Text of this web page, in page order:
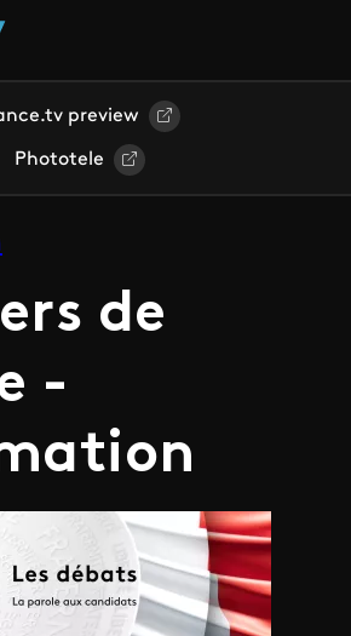
preview
Phototele
de
-